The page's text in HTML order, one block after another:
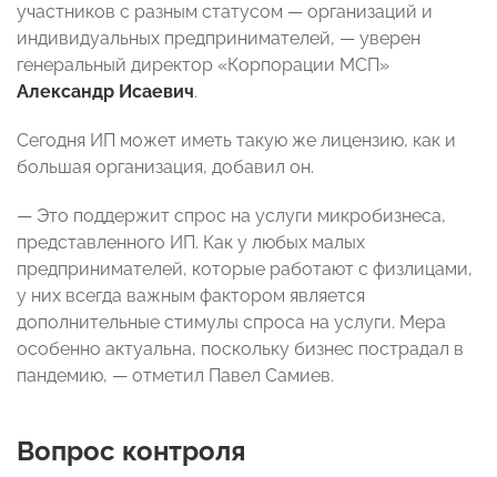
участников с разным статусом — организаций и
индивидуальных предпринимателей, — уверен
генеральный директор «Корпорации МСП»
Александр Исаевич.
Сегодня ИП может иметь такую же лицензию, как и
большая организация, добавил он.
— Это поддержит спрос на услуги микробизнеса,
представленного ИП. Как у любых малых
предпринимателей, которые работают с физлицами,
у них всегда важным фактором является
дополнительные стимулы спроса на услуги. Мера
особенно актуальна, поскольку бизнес пострадал в
пандемию, — отметил Павел Самиев.
Вопрос контроля